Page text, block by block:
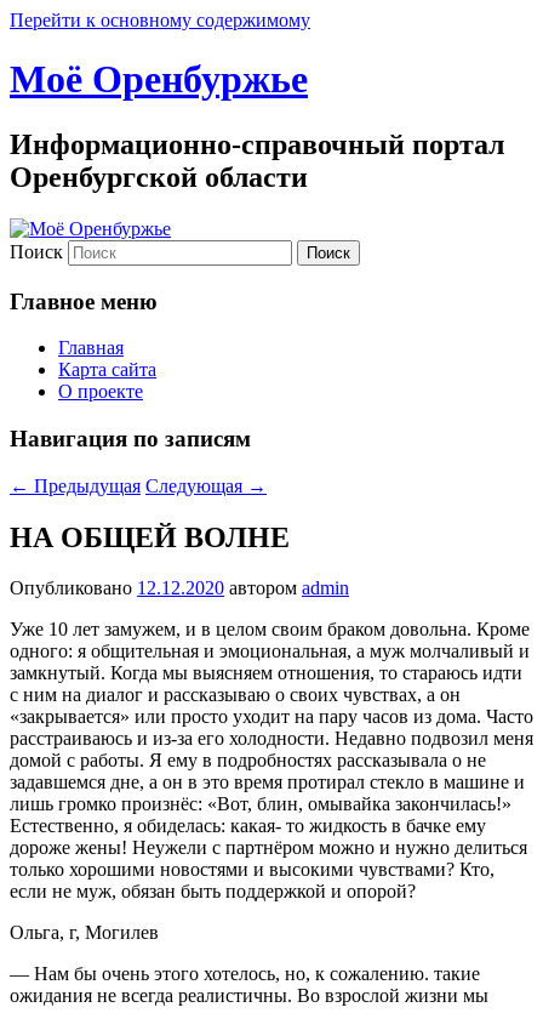
Перейти к основному содержимому
Моё Оренбуржье
Информационно-справочный портал
Оренбургской области
Поиск
Главное меню
Главная
Карта сайта
О проекте
Навигация по записям
← Предыдущая Следующая →
НА ОБЩЕЙ ВОЛНЕ
Опубликовано 12.12.2020 автором admin
Уже 10 лет замужем, и в целом сво­им браком довольна. Кроме
одного: я общительная и эмоциональная, а муж молчаливый и
замкнутый. Когда мы выясняем отношения, то стараюсь идти
с ним на диалог и рассказываю о своих чувствах, а он
«закрывается» или просто уходит на пару часов из дома. Часто
рас­страиваюсь и из-за его холодности. Недавно подвозил меня
домой с ра­боты. Я ему в подробностях расска­зывала о не
задавшемся дне, а он в это время протирал стекло в маши­не и
лишь громко произнёс: «Вот, блин, омывайка закончилась!»
Естественно, я обиделась: какая- то жидкость в бачке ему
дороже жены! Неужели с партнёром можно и нужно делиться
только хорошими новостями и высокими чувствами? Кто,
если не муж, обязан быть под­держкой и опорой?
Ольга, г, Могилев
— Нам бы очень этого хотелось, но, к сожале­нию. такие
ожидания не всегда реалистичны. Во взрослой жизни мы